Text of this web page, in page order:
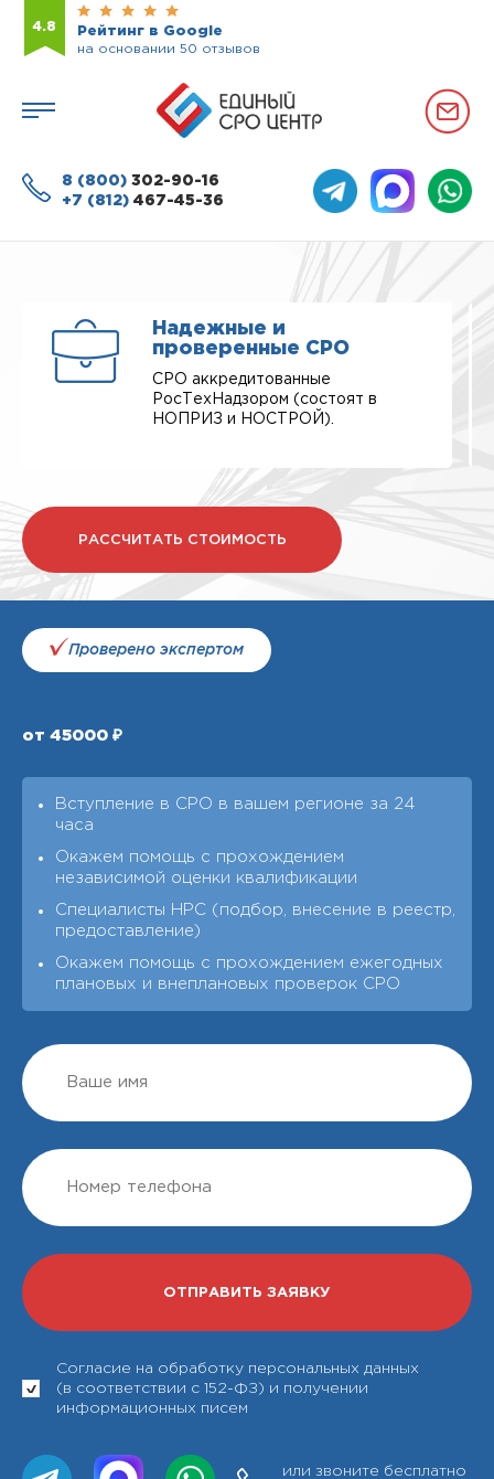
4.8
Рейтинг в Google
на основании 50 отзывов
8 (800) 302-90-16
+7 (812) 467-45-36
Надежные и
проверенные СРО
СРО аккредитованные
РосТехНадзором (состоят в
НОПРИЗ и НОСТРОЙ).
РАССЧИТАТЬ СТОИМОСТЬ
Проверено экспертом
от 45000 ₽
Вступление в СРО в вашем регионе за 24
часа
Окажем помощь с прохождением
независимой оценки квалификации
Специалисты НРС (подбор, внесение в реестр,
предоставление)
Окажем помощь с прохождением ежегодных
плановых и внеплановых проверок СРО
Согласие на обработку персональных данных
(в соответствии с 152-ФЗ) и получении
информационных писем
или звоните бесплатно